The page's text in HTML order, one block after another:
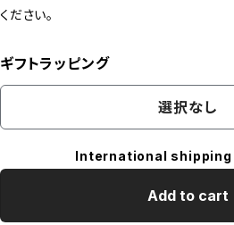
ください。
ギフトラッピング
選択なし
International shipping
Add to cart